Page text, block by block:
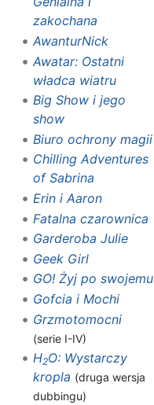
zakochana
AwanturNick
Awatar: Ostatni
władca wiatru
Big Show i jego
show‎
Biuro ochrony magii
Chilling Adventures
of Sabrina
Erin i Aaron
Fatalna czarownica
Garderoba Julie
Geek Girl
GO! Żyj po swojemu
Gofcia i Mochi
Grzmotomocni
(serie I-IV)
H2O: Wystarczy
kropla (druga wersja
dubbingu)